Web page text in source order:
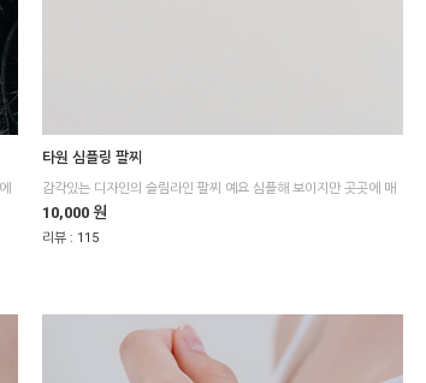
타원 심플링 팔찌
10,000 원
리뷰 : 115